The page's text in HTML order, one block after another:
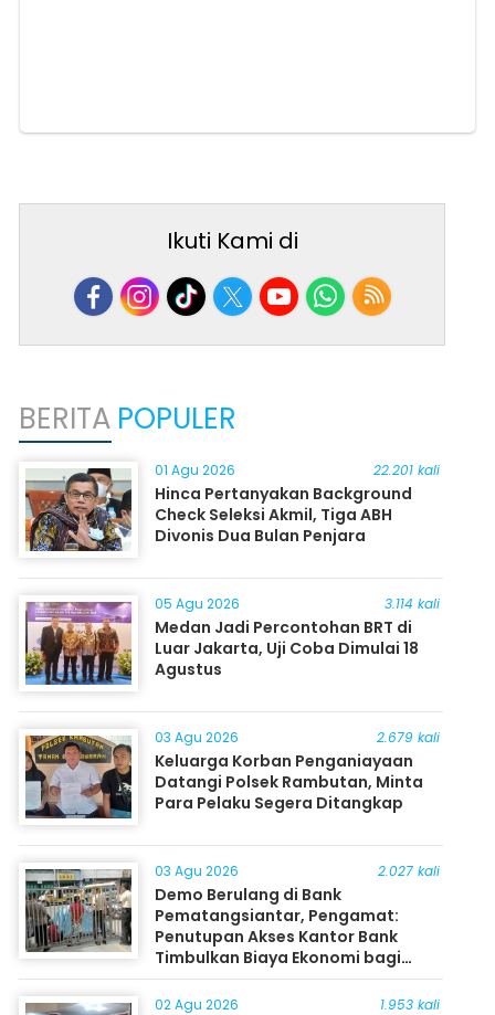
Ikuti Kami di
BERITA POPULER
01 Agu 2026 22.201 kali
Hinca Pertanyakan Background
Check Seleksi Akmil, Tiga ABH
Divonis Dua Bulan Penjara
05 Agu 2026 3.114 kali
Medan Jadi Percontohan BRT di
Luar Jakarta, Uji Coba Dimulai 18
Agustus
03 Agu 2026 2.679 kali
Keluarga Korban Penganiayaan
Datangi Polsek Rambutan, Minta
Para Pelaku Segera Ditangkap
03 Agu 2026 2.027 kali
Demo Berulang di Bank
Pematangsiantar, Pengamat:
Penutupan Akses Kantor Bank
Timbulkan Biaya Ekonomi bagi
Masyarakat
02 Agu 2026 1.953 kali